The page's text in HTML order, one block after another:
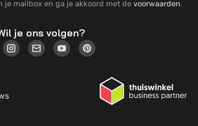
mailbox en ga je akkoord met de voorwaarden.
je ons volgen?